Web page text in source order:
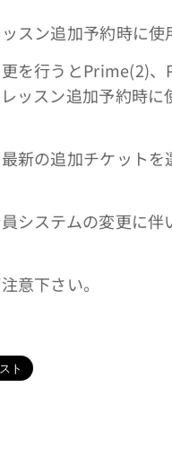
スン追加予約時に使
を行うとPrime(2)
ッスン追加予約時
新の追加チケット
システムの変更に
意下さい。